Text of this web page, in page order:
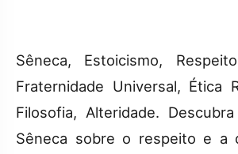
Sêneca, Estoicismo,
Fraternidade Universal, Ética
Filosofia, Alteridade.
Sêneca sobre o respeito e a